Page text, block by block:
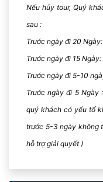
Khi ánh nắng mặt trời
khấu ngoài trời trên
Nếu hủy tour, Quý
sau :
Trước ngày đi 20
Trước ngày đi 15
Trước ngày đi 5-10
Trước ngày đi 5 Ngày
quý khách có yếu tố
trước 5-3 ngày không
hỗ trợ giải quyết )